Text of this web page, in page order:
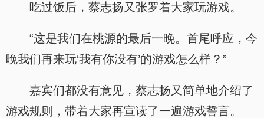
吃过饭后，蔡志扬又张罗着大家玩游戏。
“这是我们在桃源的最后一晚。首尾呼应，今
晚我们再来玩‘我有你没有’的游戏怎么样？”
嘉宾们都没有意见，蔡志扬又简单地介绍了
游戏规则，带着大家再宣读了一遍游戏誓言。